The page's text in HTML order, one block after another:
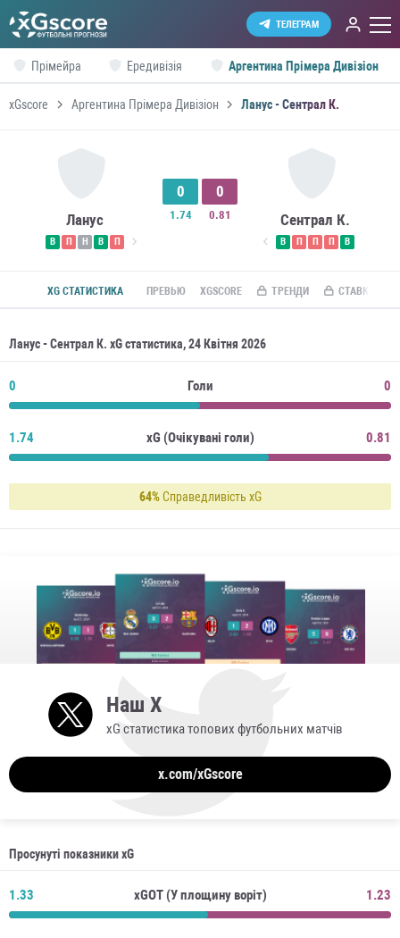
ТЕЛЕГРАМ
Прімейра Ередивізія Аргентина Прімера Дивізіон
xGscore Аргентина Прімера Дивізіон Ланус - Сентрал К.
Ланус
В П Н В П
0
1.74
0
0.81 Сентрал К.
В П П П В
XG СТАТИСТИКА ПРЕВЬЮ XGSCORE ТРЕНДИ СТАВКИ ПО
Ланус - Сентрал К. xG статистика, 24 Квітня 2026
0 Голи 0
1.74 xG (Очікувані голи) 0.81
64%Справедливість xG
Наш X
xG статистика топових футбольних матчів
x.com/xGscore
Просунуті показники xG
1.33 xGOT (У площину воріт) 1.23